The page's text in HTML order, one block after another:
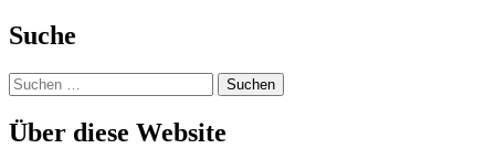
Suche
Suchen
nach:
Über diese Website